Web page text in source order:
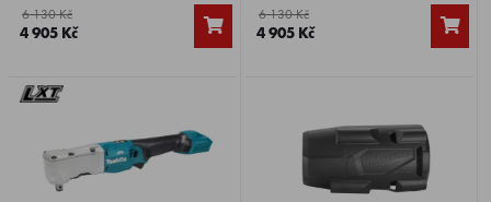
340 / 200 / 90 Nm , upínání
čtyřhran 3/8", hmotnost 1,5
6 130 Kč
4 905 Kč
340 / 200 / 90 Nm , upínání
čtyřhran 1/2", uchycení
nástroje pomocí čepu, hmotnost
6 130 Kč
4 905 Kč